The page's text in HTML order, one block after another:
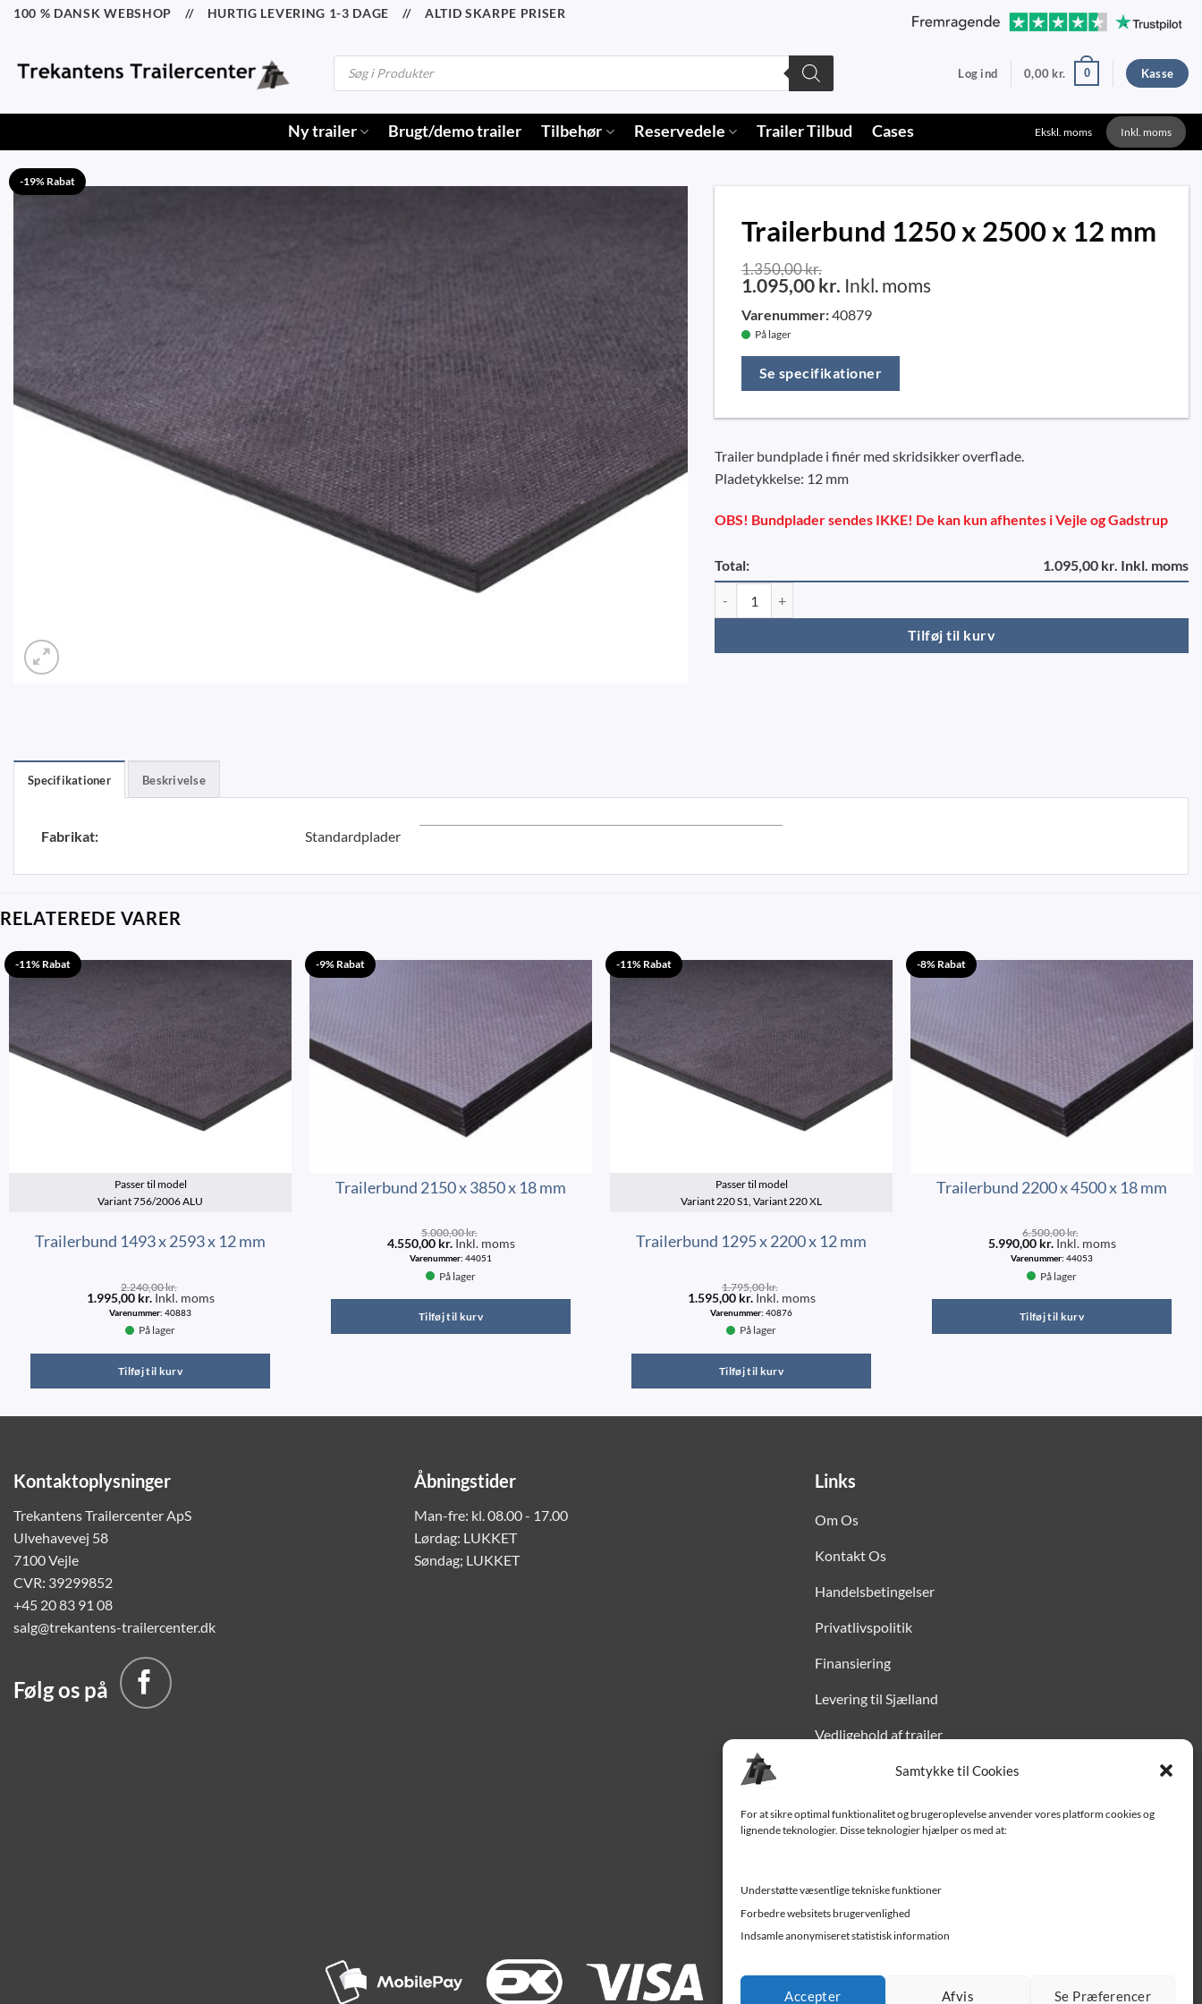
Samtykke til Cookies
For at sikre optimal funktionalitet og brugeroplevelse anvender vores platform cookies og
lignende teknologier. Disse teknologier hjælper os med at:
Understøtte væsentlige tekniske funktioner
Forbedre websitets brugervenlighed
Indsamle anonymiseret statistisk information
Accepter Afvis Se Præferencer
Fortsæt
100 % DANSK WEBSHOP // HURTIG LEVERING 1-3 DAGE // ALTID SKARPE PRISER
Products
search
Log ind 0,00 kr. 0 Kasse
Ny trailer Brugt/demo trailer Tilbehør Reservedele Trailer Tilbud Cases Ekskl. moms Inkl. moms
-19% Rabat
Trailerbund 1250 x 2500 x 12 mm
1.350,00kr.
1.095,00 kr. Inkl. moms
Varenummer:40879
På lager
Se specifikationer
Trailer bundplade i finér med skridsikker overflade.
Pladetykkelse: 12 mm
OBS! Bundplader sendes IKKE! De kan kun afhentes i Vejle og Gadstrup
Total: 1.095,00 kr. Inkl. moms
Tilføj til kurv
Specifikationer Beskrivelse
Fabrikat: Standardplader
RELATEREDE VARER
-11% Rabat
Passer til model
Variant 756/2006 ALU
Trailerbund 1493 x 2593 x 12 mm
2.240,00kr.
1.995,00 kr.Inkl. moms
Varenummer: 40883
På lager
Tilføj til kurv
-9% Rabat
Trailerbund 2150 x 3850 x 18 mm
5.000,00kr.
4.550,00 kr.Inkl. moms
Varenummer: 44051
På lager
Tilføj til kurv
-11% Rabat
Passer til model
Variant 220 S1, Variant 220 XL
Trailerbund 1295 x 2200 x 12 mm
1.795,00kr.
1.595,00 kr.Inkl. moms
Varenummer: 40876
På lager
Tilføj til kurv
-8% Rabat
Trailerbund 2200 x 4500 x 18 mm
6.500,00kr.
5.990,00 kr.Inkl. moms
Varenummer: 44053
På lager
Tilføj til kurv
Kontaktoplysninger
Trekantens Trailercenter ApS
Ulvehavevej 58
7100 Vejle
CVR: 39299852
+45 20 83 91 08
salg@trekantens-trailercenter.dk
Følg os på
Åbningstider
Man-fre: kl. 08.00 - 17.00
Lørdag: LUKKET
Søndag; LUKKET
Links
Om Os
Kontakt Os
Handelsbetingelser
Privatlivspolitik
Finansiering
Levering til Sjælland
Vedligehold af trailer
Trailer-hjælp og FAQ
Værksted
Job/ledige stillinger